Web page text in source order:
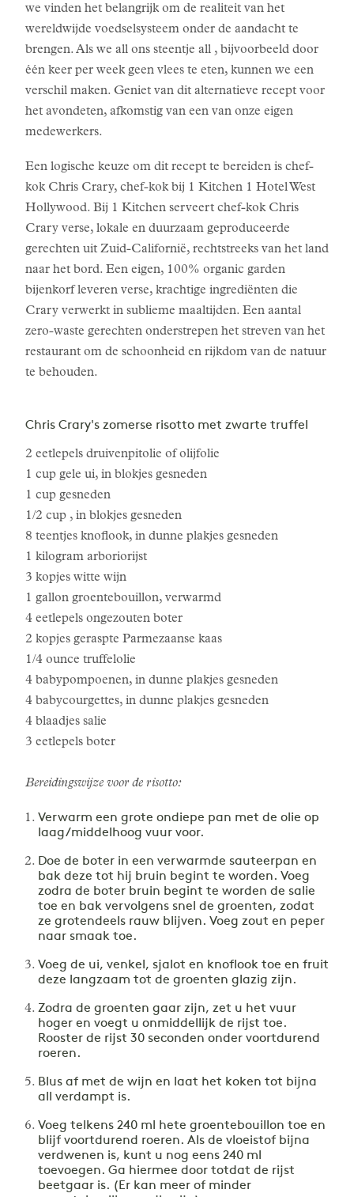
we vinden het belangrijk om de realiteit van het
wereldwijde voedselsysteem onder de aandacht te
brengen. Als we all ons steentje all , bijvoorbeeld door
één keer per week geen vlees te eten, kunnen we een
verschil maken. Geniet van dit alternatieve recept voor
het avondeten, afkomstig van een van onze eigen
medewerkers.
Een logische keuze om dit recept te bereiden is chef-
kok Chris Crary, chef-kok bij 1 Kitchen 1 Hotel West
Hollywood. Bij 1 Kitchen serveert chef-kok Chris
Crary verse, lokale en duurzaam geproduceerde
gerechten uit Zuid-Californië, rechtstreeks van het land
naar het bord. Een eigen, 100% organic garden
bijenkorf leveren verse, krachtige ingrediënten die
Crary verwerkt in sublieme maaltijden. Een aantal
zero-waste gerechten onderstrepen het streven van het
restaurant om de schoonheid en rijkdom van de natuur
te behouden.
Chris Crary's zomerse risotto met zwarte truffel
2 eetlepels druivenpitolie of olijfolie
1 cup gele ui, in blokjes gesneden
1 cup gesneden
1/2 cup , in blokjes gesneden
8 teentjes knoflook, in dunne plakjes gesneden
1 kilogram arboriorijst
3 kopjes witte wijn
1 gallon groentebouillon, verwarmd
4 eetlepels ongezouten boter
2 kopjes geraspte Parmezaanse kaas
1/4 ounce truffelolie
4 babypompoenen, in dunne plakjes gesneden
4 babycourgettes, in dunne plakjes gesneden
4 blaadjes salie
3 eetlepels boter
Bereidingswijze voor de risotto:
Verwarm een grote ondiepe pan met de olie op
laag/middelhoog vuur voor.
Doe de boter in een verwarmde sauteerpan en
bak deze tot hij bruin begint te worden. Voeg
zodra de boter bruin begint te worden de salie
toe en bak vervolgens snel de groenten, zodat
ze grotendeels rauw blijven. Voeg zout en peper
naar smaak toe.
Voeg de ui, venkel, sjalot en knoflook toe en fruit
deze langzaam tot de groenten glazig zijn.
Zodra de groenten gaar zijn, zet u het vuur
hoger en voegt u onmiddellijk de rijst toe.
Rooster de rijst 30 seconden onder voortdurend
roeren.
Blus af met de wijn en laat het koken tot bijna
all verdampt is.
Voeg telkens 240 ml hete groentebouillon toe en
blijf voortdurend roeren. Als de vloeistof bijna
verdwenen is, kunt u nog eens 240 ml
toevoegen. Ga hiermee door totdat de rijst
beetgaar is. (Er kan meer of minder